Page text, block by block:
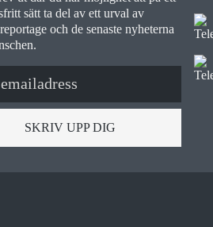
sätt ta del av ett urval av
och de senaste nyheterna
SKRIV UPP DIG